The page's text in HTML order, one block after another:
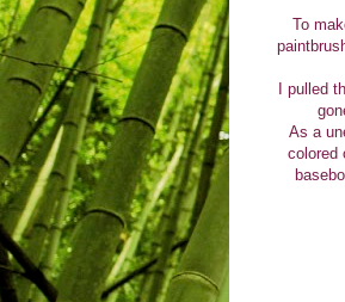
To
I pulled
As a
colored